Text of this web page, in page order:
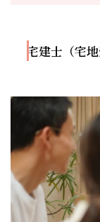
宅建士（宅